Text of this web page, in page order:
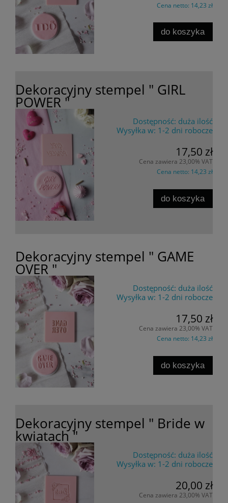
Cena netto: 14,23 zł
do koszyka
Dekoracyjny stempel " GIRL
POWER "
Dostępność: duża ilość
Wysyłka w: 1-2 dni robocze
17,50 zł
Cena zawiera 23,00% VAT
Cena netto: 14,23 zł
do koszyka
Dekoracyjny stempel " GAME
OVER "
Dostępność: duża ilość
Wysyłka w: 1-2 dni robocze
17,50 zł
Cena zawiera 23,00% VAT
Cena netto: 14,23 zł
do koszyka
Dekoracyjny stempel " Bride w
kwiatach "
Dostępność: duża ilość
Wysyłka w: 1-2 dni robocze
20,00 zł
Cena zawiera 23,00% VAT